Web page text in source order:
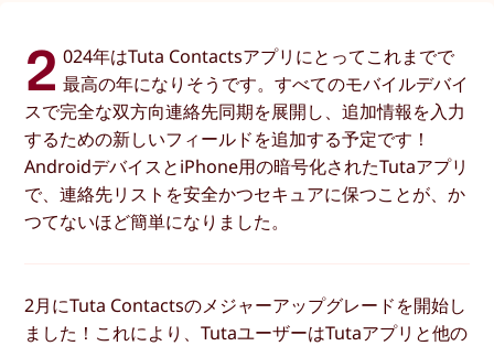
2 024年はTuta Contactsアプリにとってこれまでで
最高の年になりそうです。すべてのモバイルデバイ
スで完全な双方向連絡先同期を展開し、追加情報を入力
するための新しいフィールドを追加する予定です！
AndroidデバイスとiPhone用の暗号化されたTutaアプリ
で、連絡先リストを安全かつセキュアに保つことが、か
つてないほど簡単になりました。
2月にTuta Contactsのメジャーアップグレードを開始し
ました！これにより、TutaユーザーはTutaアプリと他の